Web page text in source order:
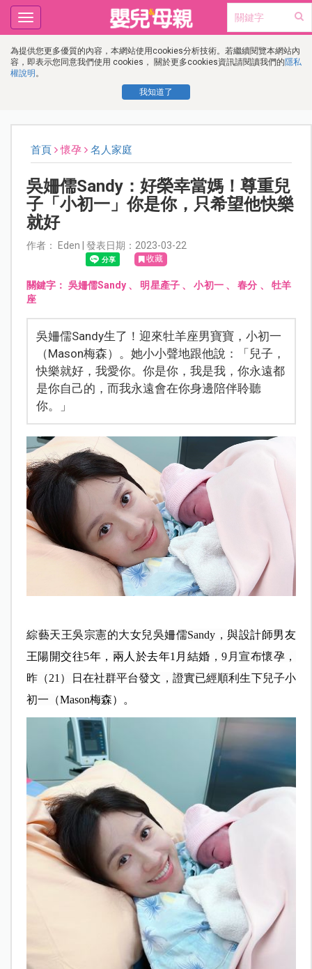
為提供您更多優質的內容，本網站使用cookies分析技術。若繼續閱覽本網站內
容，即表示您同意我們使用 cookies， 關於更多cookies資訊請閱讀我們的隱私
權說明 。
我知道了
Toggle
navigation
首頁 懷孕 名人家庭
吳姍儒Sandy：好榮幸當媽！尊重兒
子「小初一」你是你，只希望他快樂
就好
作者： Eden | 發表日期：2023-03-22
收藏
關鍵字： 吳姍儒Sandy 、 明星產子 、小初一、春分 、 牡羊
座
吳姍儒Sandy生了！迎來牡羊座男寶寶，小初一
（Mason梅森）。她小小聲地跟他說：「兒子，
快樂就好，我愛你。你是你，我是我，你永遠都
是你自己的，而我永遠會在你身邊陪伴聆聽
你。」
綜藝天王吳宗憲的大女兒吳姍儒Sandy，與設計師男友
王陽開交往5年，兩人於去年1月結婚 ，9月宣布懷孕，
昨（21）日在社群平台發文，證實已經順利生下兒子小
初一（Mason梅森）。